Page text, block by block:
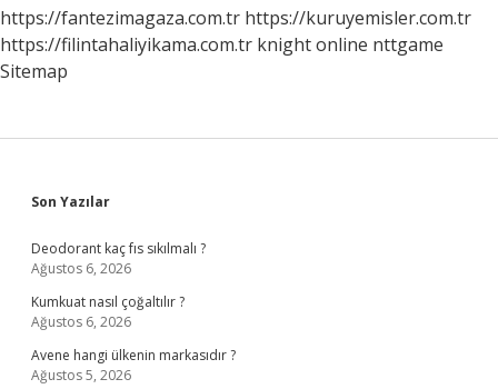
https://fantezimagaza.com.tr https://kuruyemisler.com.tr
https://filintahaliyikama.com.tr knight online nttgame
Sitemap
Sidebar
Son Yazılar
Deodorant kaç fıs sıkılmalı ?
Ağustos 6, 2026
Kumkuat nasıl çoğaltılır ?
Ağustos 6, 2026
Avene hangi ülkenin markasıdır ?
Ağustos 5, 2026